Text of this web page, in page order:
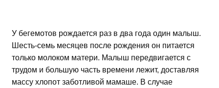
У бегемотов рождается раз в два года один малыш.
Шесть-семь месяцев после рождения он питается
только молоком матери. Малыш передвигается с
трудом и большую часть времени лежит, доставляя
массу хлопот заботливой мамаше. В случае